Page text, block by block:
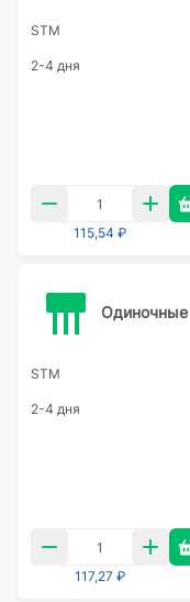
STM
2-4 дня
115,54 ₽
Одиночные
STM
2-4 дня
117,27 ₽